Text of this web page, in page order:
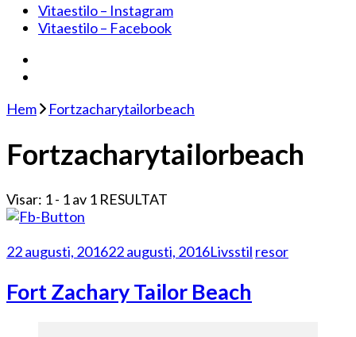
Vitaestilo – Instagram
Vitaestilo – Facebook
Hem Fortzacharytailorbeach
Fortzacharytailorbeach
Visar: 1 - 1 av 1 RESULTAT
22 augusti, 201622 augusti, 2016Livsstil resor
Fort Zachary Tailor Beach